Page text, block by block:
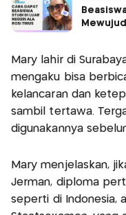
Mary lahir di
mengaku bisa
kelancaran dan
sambil tertawa.
digunakannya
Mary menjelaskan,
Jerman, diploma
seperti di Indonesia,